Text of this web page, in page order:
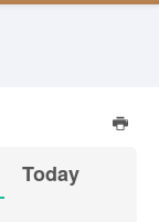
Today